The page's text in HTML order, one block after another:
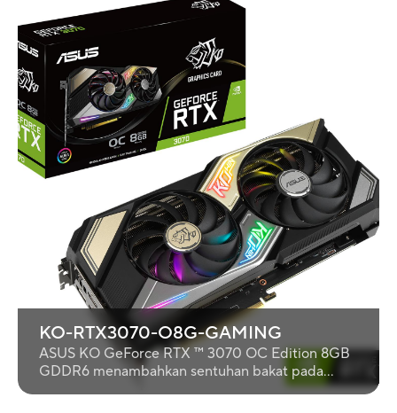
KO-RTX3070-O8G-GAMING
ASUS KO GeForce RTX ™ 3070 OC Edition 8GB
GDDR6 menambahkan sentuhan bakat pada
pengalaman gaming generasi berikutnya